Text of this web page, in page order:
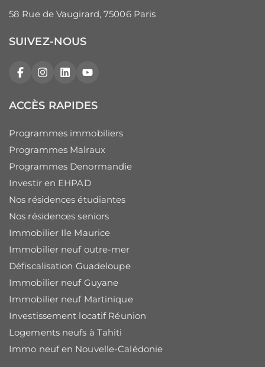
58 Rue de Vaugirard, 75006 Paris
SUIVEZ-NOUS
FacebookInstagram
LinkedInYouTube
ACCÈS RAPIDES
Programmes immobiliers
Programmes Malraux
Programmes Denormandie
Investir en EHPAD
Nos résidences étudiantes
Nos résidences seniors
Immobilier Ile Maurice
Immobilier neuf outre-mer
Défiscalisation Guadeloupe
Immobilier neuf Guyane
Immobilier neuf Martinique
Investissement locatif Réunion
Logements neufs à Tahiti
Immo neuf en Nouvelle-Calédonie